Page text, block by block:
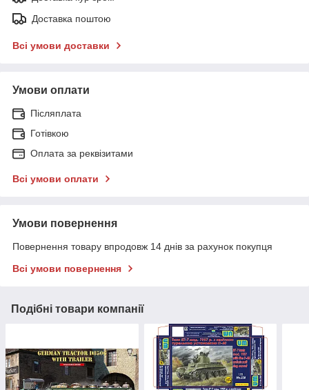
Доставка поштою
Всі умови доставки
Умови оплати
Післяплата
Готівкою
Оплата за реквізитами
Всі умови оплати
Умови повернення
Повернення товару впродовж 14 днів за рахунок покупця
Всі умови повернення
Подібні товари компанії